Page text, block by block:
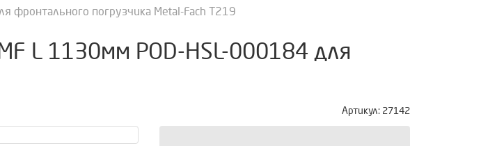
фронтального погрузчика Metal-Fach Т219
L 1130мм POD-HSL-000184 для
Артикул: 27142